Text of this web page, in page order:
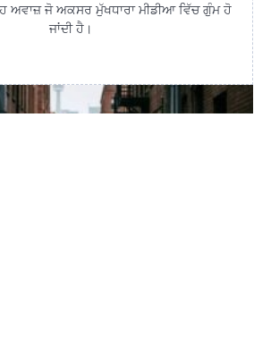
ਅਵਾਜ਼ ਜੋ ਅਕਸਰ ਮੁੱਖਧਾਰਾ ਮੀਡੀਆ ਵਿੱਚ ਗੁੰਮ ਹੋ
ਜਾਂਦੀ ਹੈ।